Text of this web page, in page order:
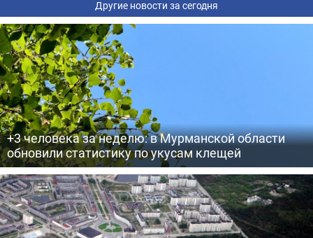
Другие новости за сегодня
+3 человека за неделю: в Мурманской области
обновили статистику по укусам клещей